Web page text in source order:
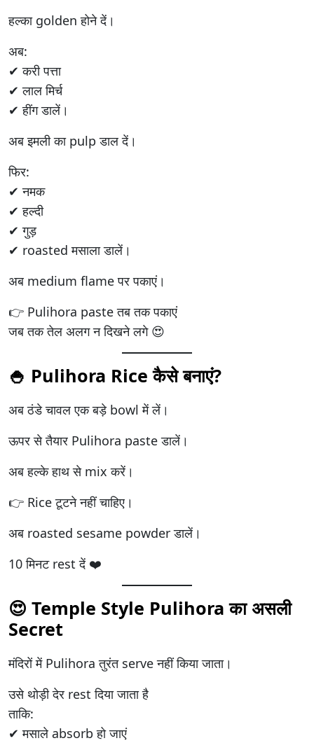
हल्का golden होने दें।
अब:
✔ करी पत्ता
✔ लाल मिर्च
✔ हींग डालें।
अब इमली का pulp डाल दें।
फिर:
✔ नमक
✔ हल्दी
✔ गुड़
✔ roasted मसाला डालें।
अब medium flame पर पकाएं।
👉 Pulihora paste तब तक पकाएं
जब तक तेल अलग न दिखने लगे 😍
🍚 Pulihora Rice कैसे बनाएं?
अब ठंडे चावल एक बड़े bowl में लें।
ऊपर से तैयार Pulihora paste डालें।
अब हल्के हाथ से mix करें।
👉 Rice टूटने नहीं चाहिए।
अब roasted sesame powder डालें।
10 मिनट rest दें ❤️
😍 Temple Style Pulihora का असली
Secret
मंदिरों में Pulihora तुरंत serve नहीं किया जाता।
उसे थोड़ी देर rest दिया जाता है
ताकि:
✔ मसाले absorb हो जाएं